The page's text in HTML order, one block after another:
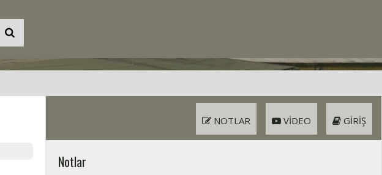
GIRIŞ
VIDEO
NOTLAR
Notlar